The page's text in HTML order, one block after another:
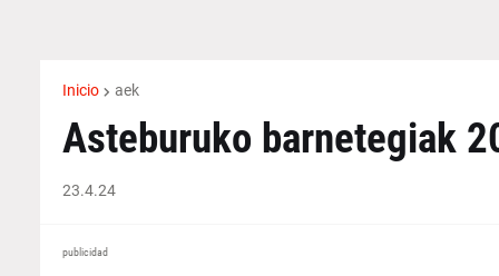
Inicio aek
Asteburuko barnetegiak
23.4.24
publicidad